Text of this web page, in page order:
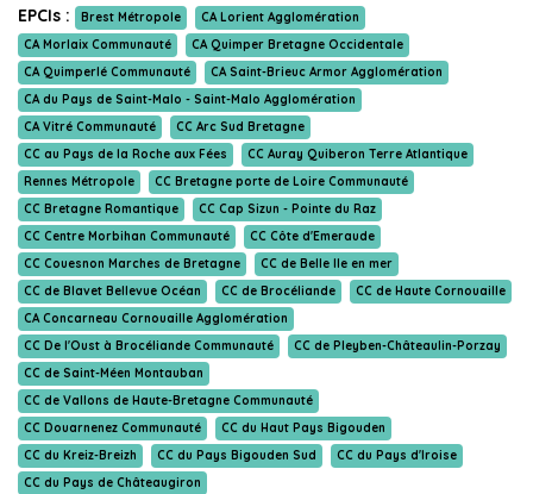
EPCIs : Brest Métropole
CA Lorient Agglomération
CA Morlaix Communauté
CA Quimper Bretagne Occidentale
CA Quimperlé Communauté
CA Saint-Brieuc Armor Agglomération
CA du Pays de Saint-Malo - Saint-Malo Agglomération
CA Vitré Communauté
CC Arc Sud Bretagne
CC au Pays de la Roche aux Fées
CC Auray Quiberon Terre Atlantique
Rennes Métropole
CC Bretagne porte de Loire Communauté
CC Bretagne Romantique
CC Cap Sizun - Pointe du Raz
CC Centre Morbihan Communauté
CC Côte d'Emeraude
CC Couesnon Marches de Bretagne
CC de Belle Ile en mer
CC de Blavet Bellevue Océan
CC de Brocéliande
CC de Haute Cornouaille
CA Concarneau Cornouaille Agglomération
CC De l'Oust à Brocéliande Communauté
CC de Pleyben-Châteaulin-Porzay
CC de Saint-Méen Montauban
CC de Vallons de Haute-Bretagne Communauté
CC Douarnenez Communauté
CC du Haut Pays Bigouden
CC du Kreiz-Breizh
CC du Pays Bigouden Sud
CC du Pays d'Iroise
CC du Pays de Châteaugiron